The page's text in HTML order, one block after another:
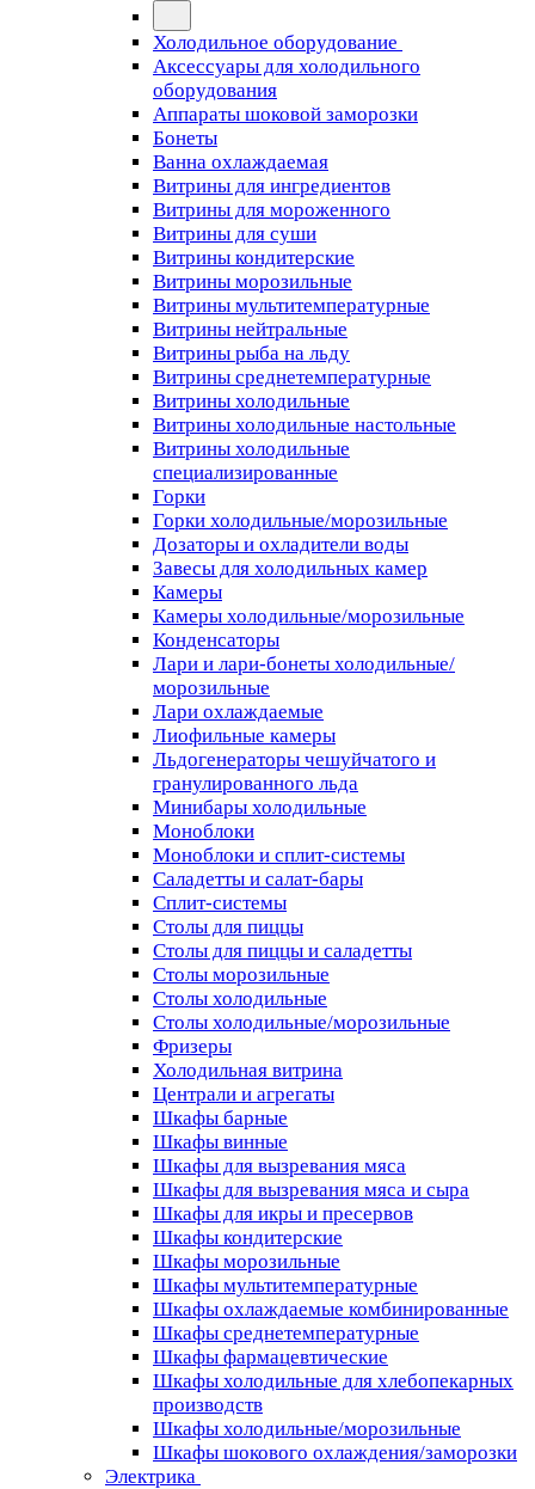
Холодильное оборудование
Аксессуары для холодильного
оборудования
Аппараты шоковой заморозки
Бонеты
Ванна охлаждаемая
Витрины для ингредиентов
Витрины для мороженного
Витрины для суши
Витрины кондитерские
Витрины морозильные
Витрины мультитемпературные
Витрины нейтральные
Витрины рыба на льду
Витрины среднетемпературные
Витрины холодильные
Витрины холодильные настольные
Витрины холодильные
специализированные
Горки
Горки холодильные/морозильные
Дозаторы и охладители воды
Завесы для холодильных камер
Камеры
Камеры холодильные/морозильные
Конденсаторы
Лари и лари-бонеты холодильные/
морозильные
Лари охлаждаемые
Лиофильные камеры
Льдогенераторы чешуйчатого и
гранулированного льда
Минибары холодильные
Моноблоки
Моноблоки и сплит-системы
Саладетты и салат-бары
Сплит-системы
Столы для пиццы
Столы для пиццы и саладетты
Столы морозильные
Столы холодильные
Столы холодильные/морозильные
Фризеры
Холодильная витрина
Централи и агрегаты
Шкафы барные
Шкафы винные
Шкафы для вызревания мяса
Шкафы для вызревания мяса и сыра
Шкафы для икры и пресервов
Шкафы кондитерские
Шкафы морозильные
Шкафы мультитемпературные
Шкафы охлаждаемые комбинированные
Шкафы среднетемпературные
Шкафы фармацевтические
Шкафы холодильные для хлебопекарных
производств
Шкафы холодильные/морозильные
Шкафы шокового охлаждения/заморозки
Электрика